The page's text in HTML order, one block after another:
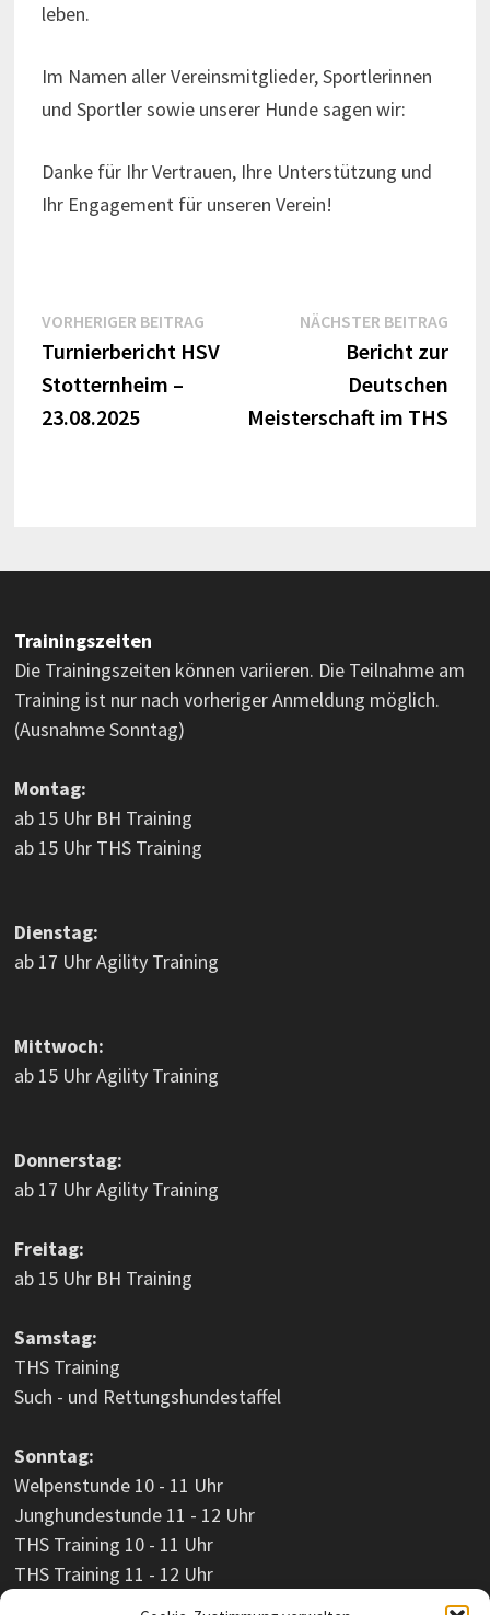
leben.
Im Namen aller Vereinsmitglieder, Sportlerinnen
und Sportler sowie unserer Hunde sagen wir:
Danke für Ihr Vertrauen, Ihre Unterstützung und
Ihr Engagement für unseren Verein!
Beitragsnavigation
VORHERIGER BEITRAGVorheriger
Beitrag:
Turnierbericht HSV
Stotternheim –
23.08.2025
NÄCHSTER BEITRAG
Bericht zur
Deutschen
Meisterschaft im THS
Trainingszeiten
Die Trainingszeiten können variieren. Die Teilnahme am
Training ist nur nach vorheriger Anmeldung möglich.
(Ausnahme Sonntag)
Montag:
ab 15 Uhr BH Training
ab 15 Uhr THS Training
Dienstag:
ab 17 Uhr Agility Training
Mittwoch:
ab 15 Uhr Agility Training
Donnerstag:
ab 17 Uhr Agility Training
Freitag:
ab 15 Uhr BH Training
Samstag:
THS Training
Such - und Rettungshundestaffel
Sonntag:
Welpenstunde 10 - 11 Uhr
Junghundestunde 11 - 12 Uhr
THS Training 10 - 11 Uhr
THS Training 11 - 12 Uhr